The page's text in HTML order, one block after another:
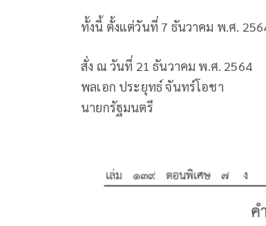
ทั้งนี้ ตั้งแต่วันที่ 7 ธันวาคม พ.ศ.
สั่ง ณ วันที่ 21 ธันวาคม พ.ศ. 2564
พลเอก ประยุทธ์ จันทร์โอชา
นายกรัฐมนตรี